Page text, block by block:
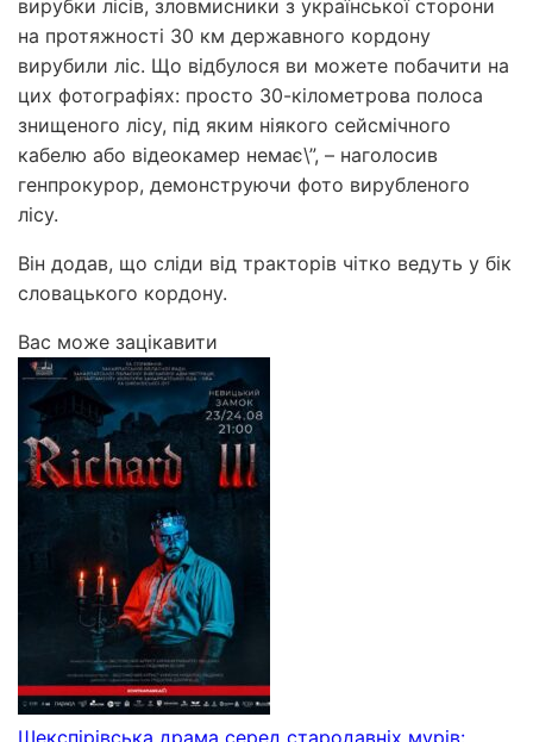
вирубки лісів, зловмисники з української сторони
на протяжності 30 км державного кордону
вирубили ліс. Що відбулося ви можете побачити на
цих фотографіях: просто 30-кілометрова полоса
знищеного лісу, під яким ніякого сейсмічного
кабелю або відеокамер немає\”, – наголосив
генпрокурор, демонструючи фото вирубленого
лісу.
Він додав, що сліди від тракторів чітко ведуть у бік
словацького кордону.
Вас може зацікавити
Шекспірівська драма серед стародавніх мурів: